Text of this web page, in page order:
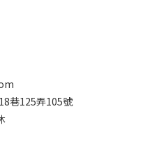
巷125弄105號